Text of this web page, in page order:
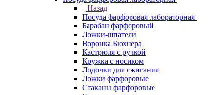
Назад
Посуда фарфоровая лабораторная
Барабан фарфоровый
Ложки-шпатели
Воронка Бюхнера
Кастрюля с ручкой
Кружка с носиком
Лодочки для сжигания
Ложки фарфоровые
Стаканы фарфоровые